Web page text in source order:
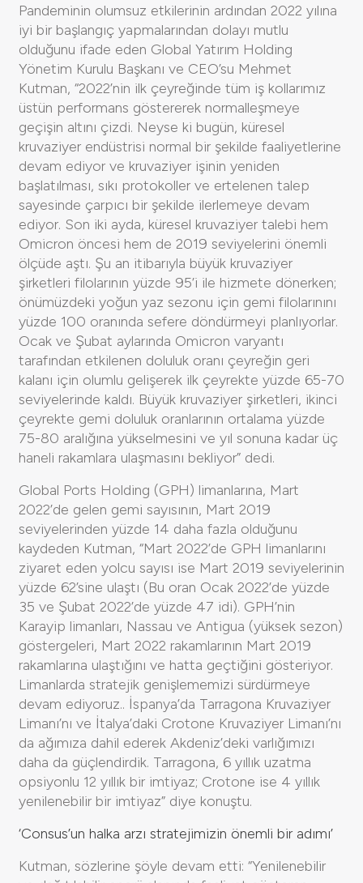
Pandeminin olumsuz etkilerinin ardından 2022 yılına
iyi bir başlangıç yapmalarından dolayı mutlu
olduğunu ifade eden Global Yatırım Holding
Yönetim Kurulu Başkanı ve CEO’su Mehmet
Kutman, “2022’nin ilk çeyreğinde tüm iş kollarımız
üstün performans göstererek normalleşmeye
geçişin altını çizdi. Neyse ki bugün, küresel
kruvaziyer endüstrisi normal bir şekilde faaliyetlerine
devam ediyor ve kruvaziyer işinin yeniden
başlatılması, sıkı protokoller ve ertelenen talep
sayesinde çarpıcı bir şekilde ilerlemeye devam
ediyor. Son iki ayda, küresel kruvaziyer talebi hem
Omicron öncesi hem de 2019 seviyelerini önemli
ölçüde aştı. Şu an itibarıyla büyük kruvaziyer
şirketleri filolarının yüzde 95’i ile hizmete dönerken;
önümüzdeki yoğun yaz sezonu için gemi filolarınını
yüzde 100 oranında sefere döndürmeyi planlıyorlar.
Ocak ve Şubat aylarında Omicron varyantı
tarafından etkilenen doluluk oranı çeyreğin geri
kalanı için olumlu gelişerek ilk çeyrekte yüzde 65-70
seviyelerinde kaldı. Büyük kruvaziyer şirketleri, ikinci
çeyrekte gemi doluluk oranlarının ortalama yüzde
75-80 aralığına yükselmesini ve yıl sonuna kadar üç
haneli rakamlara ulaşmasını bekliyor” dedi.
Global Ports Holding (GPH) limanlarına, Mart
2022’de gelen gemi sayısının, Mart 2019
seviyelerinden yüzde 14 daha fazla olduğunu
kaydeden Kutman, “Mart 2022’de GPH limanlarını
ziyaret eden yolcu sayısı ise Mart 2019 seviyelerinin
yüzde 62’sine ulaştı (Bu oran Ocak 2022’de yüzde
35 ve Şubat 2022’de yüzde 47 idi). GPH’nin
Karayip limanları, Nassau ve Antigua (yüksek sezon)
göstergeleri, Mart 2022 rakamlarının Mart 2019
rakamlarına ulaştığını ve hatta geçtiğini gösteriyor.
Limanlarda stratejik genişlememizi sürdürmeye
devam ediyoruz.. İspanya’da Tarragona Kruvaziyer
Limanı’nı ve İtalya’daki Crotone Kruvaziyer Limanı’nı
da ağımıza dahil ederek Akdeniz’deki varlığımızı
daha da güçlendirdik. Tarragona, 6 yıllık uzatma
opsiyonlu 12 yıllık bir imtiyaz; Crotone ise 4 yıllık
yenilenebilir bir imtiyaz” diye konuştu.
‘Consus’un halka arzı stratejimizin önemli bir adımı’
Kutman, sözlerine şöyle devam etti: “Yenilenebilir